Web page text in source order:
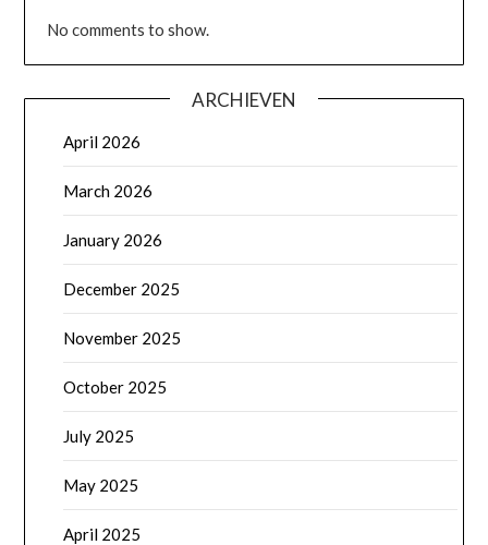
No comments to show.
ARCHIEVEN
April 2026
March 2026
January 2026
December 2025
November 2025
October 2025
July 2025
May 2025
April 2025